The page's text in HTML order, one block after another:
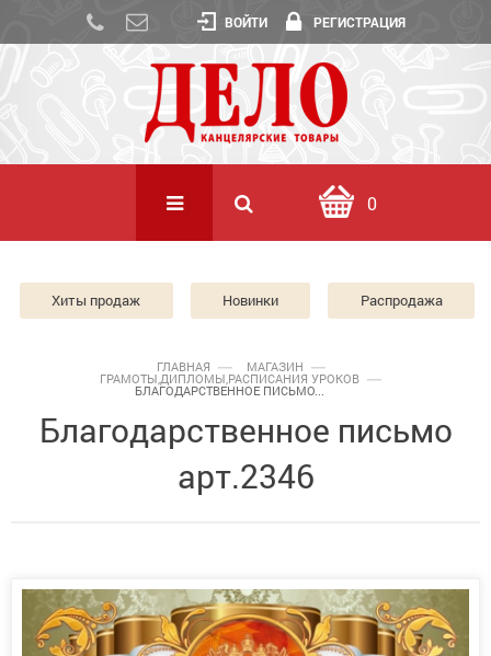
ВОЙТИ РЕГИСТРАЦИЯ
0
Хиты продаж Новинки Распродажа
ГЛАВНАЯ МАГАЗИН
ГРАМОТЫ,ДИПЛОМЫ,РАСПИСАНИЯ УРОКОВ
БЛАГОДАРСТВЕННОЕ ПИСЬМО...
Благодарственное письмо
арт.2346